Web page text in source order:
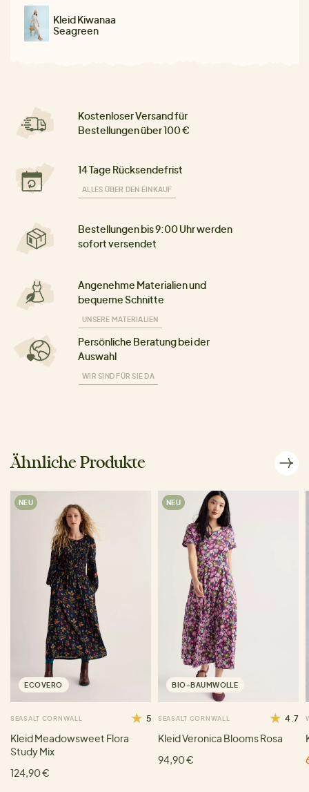
Kleid Kiwanaa
Seagreen
Kostenloser Versand für
Bestellungen über 100 €
14 Tage Rücksendefrist
ALLES ÜBER DEN EINKAUF
Bestellungen bis 9:00 Uhr werden
sofort versendet
Angenehme Materialien und
bequeme Schnitte
UNSERE MATERIALIEN
Persönliche Beratung bei der
Auswahl
WIR SIND FÜR SIE DA
Ähnliche Produkte
NEU
ECOVERO
SEASALT CORNWALL 5
Kleid Meadowsweet Flora
Study Mix
124,90 €
NEU
BIO-BAUMWOLLE
SEASALT CORNWALL 4.7
Kleid Veronica Blooms Rosa
94,90 €